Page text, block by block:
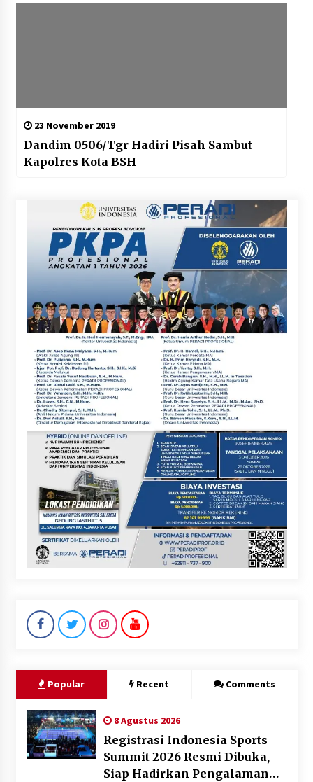
23 November 2019
Dandim 0506/Tgr Hadiri Pisah Sambut
Kapolres Kota BSH
Popular Recent Comments
8 Agustus 2026
Registrasi Indonesia Sports
Summit 2026 Resmi Dibuka,
Siap Hadirkan Pengalaman